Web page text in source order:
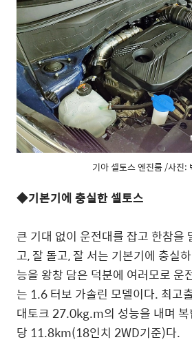
기아 셀토스 엔진룸 /사진:
◆기본기에 충실한 셀토스
큰 기대 없이 운전대를 잡고 한참을
고, 잘 돌고, 잘 서는 기본기에 충실
능을 왕창 담은 덕분에 여러모로 운
는 1.6 터보 가솔린 모델이다. 최고
대토크 27.0kg.m의 성능을 내며 복
당 11.8km(18인치 2WD기준)다.